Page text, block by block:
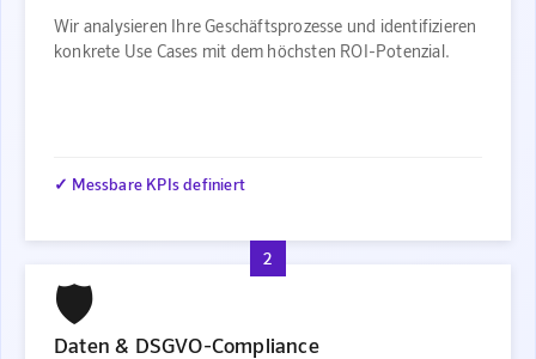
Wir analysieren Ihre Geschäftsprozesse und identifizieren
konkrete Use Cases mit dem höchsten ROI-Potenzial.
✓ Messbare KPIs definiert
2
🛡️
Daten & DSGVO-Compliance